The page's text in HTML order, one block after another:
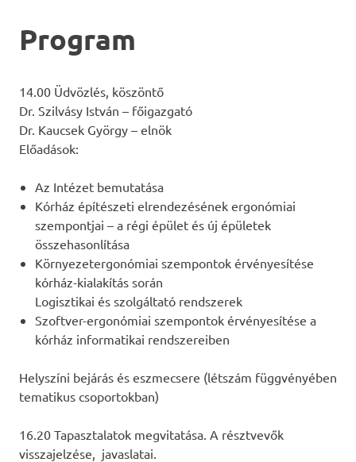
Program
14.00 Üdvözlés, köszöntő
Dr. Szilvásy István – főigazgató
Dr. Kaucsek György – elnök
Előadások:
Az Intézet bemutatása
Kórház építészeti elrendezésének ergonómiai
szempontjai – a régi épület és új épületek
összehasonlítása
Környezetergonómiai szempontok érvényesítése
kórház-kialakítás során
Logisztikai és szolgáltató rendszerek
Szoftver-ergonómiai szempontok érvényesítése a
kórház informatikai rendszereiben
Helyszíni bejárás és eszmecsere (létszám függvényében
tematikus csoportokban)
16.20 Tapasztalatok megvitatása. A résztvevők
visszajelzése, javaslatai.